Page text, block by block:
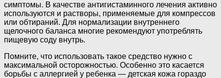
симптомы. В качестве антигистаминного лечения активно
используются и растворы, применяемые для компрессов
или обтираний. Для нормализации внутреннего
щелочного баланса многие рекомендуют употреблять
пищевую соду внутрь.
Помните, что использовать такое средство нужно с
максимальной осторожностью. Особенно это касается
борьбы с аллергией у ребенка — детская кожа гораздо